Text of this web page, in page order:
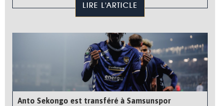
LIRE L'ARTICLE
Anto Sekongo est transféré à Samsunspor